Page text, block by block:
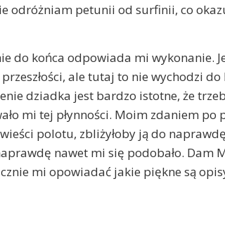
odróżniam petunii od surfinii, co
do końca odpowiada mi wykonanie.
ale tutaj to nie wychodzi do
dziadka jest bardzo istotne, że
mi tej płynności. Moim zdaniem po
polotu, zbliżyłoby ją do
nawet mi się podobało. Dam
mi opowiadać jakie piękne są